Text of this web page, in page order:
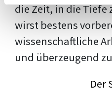
die Zeit, in die Tiefe
wirst bestens
wissenschaftliche
und überzeugend
Der